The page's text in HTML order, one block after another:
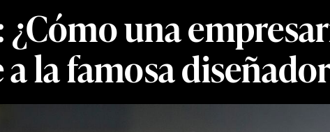
una
la famosa